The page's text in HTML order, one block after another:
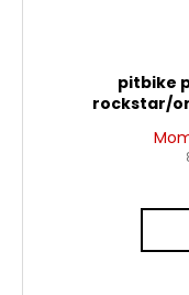
pitbike
rockstar/